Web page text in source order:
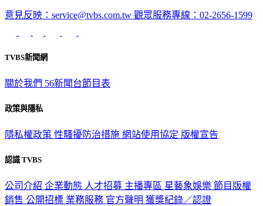
意見反映：service@tvbs.com.tw 觀眾服務專線：02-2656-1599
TVBS新聞網
關於我們 56新聞台節目表
政策與隱私
隱私權政策 性騷擾防治措施 網站使用協定 版權宣告
認識 TVBS
公司介紹 企業動態 人才招募 主播專區 星藝象娛樂 節目版權
銷售 公開招標 業務服務 官方聲明 獲獎紀錄／認證